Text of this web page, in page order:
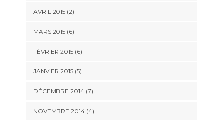
AVRIL 2015(2)
MARS 2015(6)
FÉVRIER 2015(6)
JANVIER 2015(5)
DÉCEMBRE 2014(7)
NOVEMBRE 2014(4)